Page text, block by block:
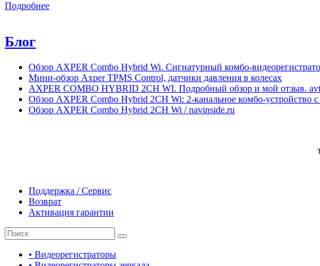
Подробнее
Блог
Обзор AXPER Combo Hybrid Wi. Сигнатурный комбо-
Мини-обзор Axper TPMS Control, датчики давления в колесах
AXPER COMBO HYBRID 2CH WI. Подробный обзор и мой отзыв.
Обзор AXPER Combo Hybrid 2CH Wi: 2-канальное комбо-устройство
Обзор AXPER Combo Hybrid 2CH Wi / navinside.ru
Поддержка / Сервис
Возврат
Активация гарантии
• Видеорегистраторы